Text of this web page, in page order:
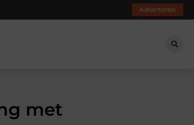
Adverteren
met